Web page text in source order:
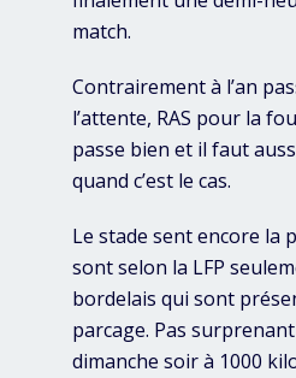
match.
Contrairement à l’an
l’attente, RAS pour la
passe bien et il faut
quand c’est le cas.
Le stade sent encore la
sont selon la LFP
bordelais qui sont
parcage. Pas
dimanche soir à 1000